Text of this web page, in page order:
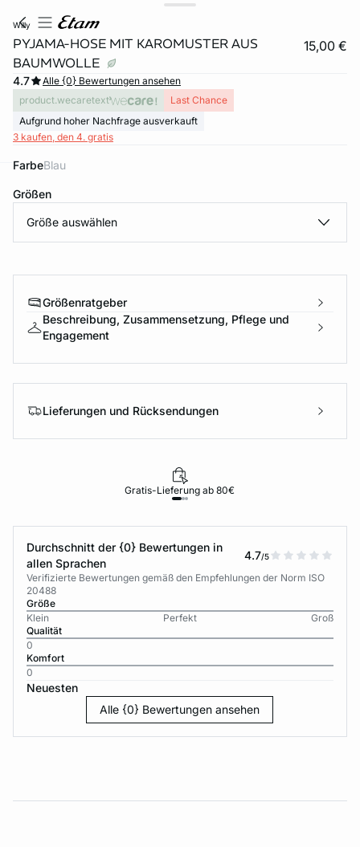
willy
PYJAMA-HOSE MIT KAROMUSTER AUS
BAUMWOLLE
15,00 €
4.7
Alle {0} Bewertungen ansehen
product.wecaretext
Last Chance
Aufgrund hoher Nachfrage ausverkauft
3 kaufen, den 4. gratis
Farbe blau
Größen
Größe auswählen
Größenratgeber
Beschreibung, Zusammensetzung, Pflege und
Engagement
Lieferungen und Rücksendungen
Gratis-Lieferung ab 80€
Durchschnitt der {0} Bewertungen in
allen Sprachen
4.7/5
Verifizierte Bewertungen gemäß den Empfehlungen der Norm ISO
20488
Größe
Klein
Perfekt
Groß
Qualität
0
Komfort
0
Neuesten
Alle {0} Bewertungen ansehen